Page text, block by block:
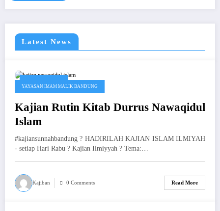
Latest News
YAYASAN IMAM MALIK BANDUNG
Kajian Rutin Kitab Durrus Nawaqidul
Islam
#kajiansunnahbandung ? HADIRILAH KAJIAN ISLAM ILMIYAH
- setiap Hari Rabu ? Kajian Ilmiyyah ? Tema:…
Kajiban 0 Comments Read More